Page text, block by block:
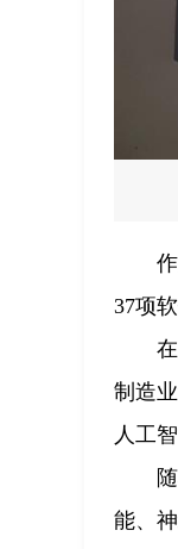
37项
制造
人工
能、